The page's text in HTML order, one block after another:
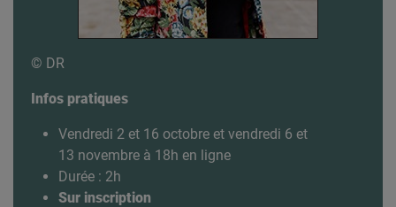
© DR
Infos pratiques
Vendredi 2 et 16 octobre et vendredi 6 et
13 novembre à 18h en ligne
Durée : 2h
Sur inscription